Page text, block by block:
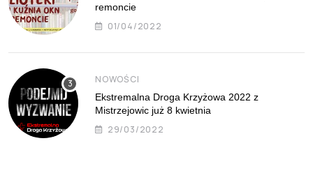
remoncie
01/04/2022
NOWOŚCI
Ekstremalna Droga Krzyżowa 2022 z
Mistrzejowic już 8 kwietnia
29/03/2022